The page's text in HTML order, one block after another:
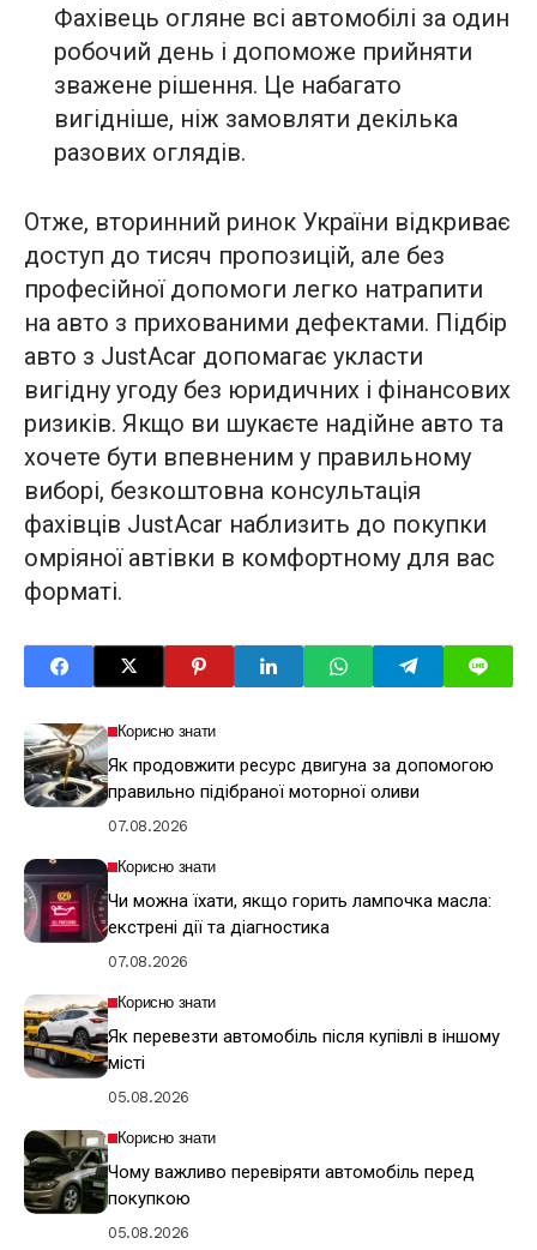
Фахівець огляне всі автомобілі за один
робочий день і допоможе прийняти
зважене рішення. Це набагато
вигідніше, ніж замовляти декілька
разових оглядів.
Отже, вторинний ринок України відкриває
доступ до тисяч пропозицій, але без
професійної допомоги легко натрапити
на авто з прихованими дефектами. Підбір
авто з JustAcar допомагає укласти
вигідну угоду без юридичних і фінансових
ризиків. Якщо ви шукаєте надійне авто та
хочете бути впевненим у правильному
виборі, безкоштовна консультація
фахівців JustAcar наблизить до покупки
омріяної автівки в комфортному для вас
форматі.
Корисно знати
Як продовжити ресурс двигуна за допомогою
правильно підібраної моторної оливи
07.08.2026
Корисно знати
Чи можна їхати, якщо горить лампочка масла:
екстрені дії та діагностика
07.08.2026
Корисно знати
Як перевезти автомобіль після купівлі в іншому
місті
05.08.2026
Корисно знати
Чому важливо перевіряти автомобіль перед
покупкою
05.08.2026